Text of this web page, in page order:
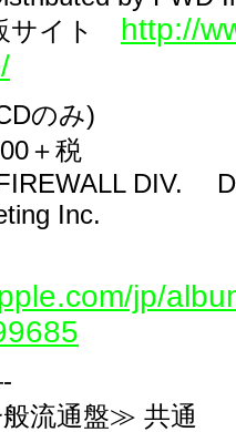
サイト http://
のみ)
＋税
DIV.
Inc.
jp/
流通盤≫ 共通